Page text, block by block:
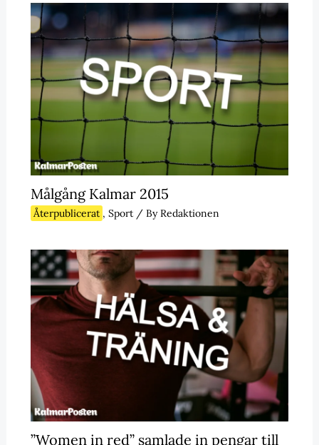
Målgång Kalmar 2015
Återpublicerat , Sport/ ByRedaktionen
”Women in red” samlade in pengar till